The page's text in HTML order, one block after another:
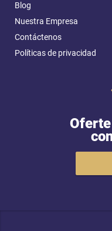
Blog
Nuestra Empresa
Contáctenos
Políticas de privacidad